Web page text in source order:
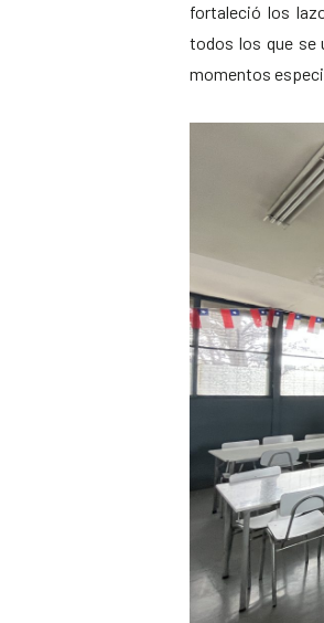
fortaleció los
todos los que se
momentos